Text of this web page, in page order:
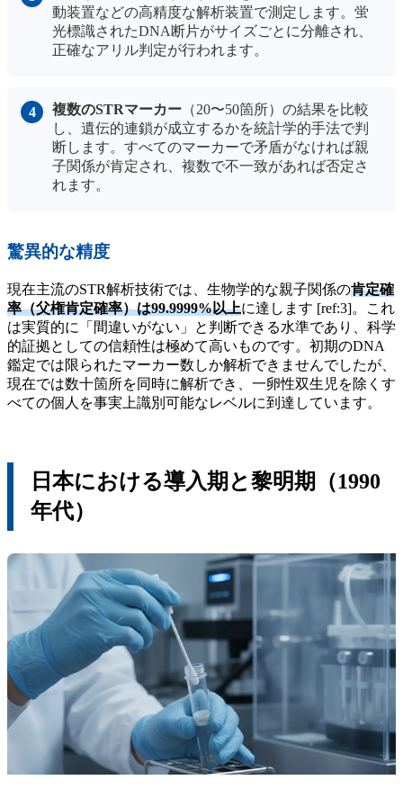
動装置などの高精度な解析装置で測定します。蛍
光標識されたDNA断片がサイズごとに分離され、
正確なアリル判定が行われます。
複数のSTRマーカー （20〜50箇所）の結果を比較
し、遺伝的連鎖が成立するかを統計学的手法で判
断します。すべてのマーカーで矛盾がなければ親
子関係が肯定され、複数で不一致があれば否定さ
れます。
驚異的な精度
現在主流のSTR解析技術では、生物学的な親子関係の肯定確
率（父権肯定確率）は99.9999%以上に達します [ref:3]。これ
は実質的に「間違いがない」と判断できる水準であり、科学
的証拠としての信頼性は極めて高いものです。初期のDNA
鑑定では限られたマーカー数しか解析できませんでしたが、
現在では数十箇所を同時に解析でき、一卵性双生児を除くす
べての個人を事実上識別可能なレベルに到達しています。
日本における導入期と黎明期（1990
年代）